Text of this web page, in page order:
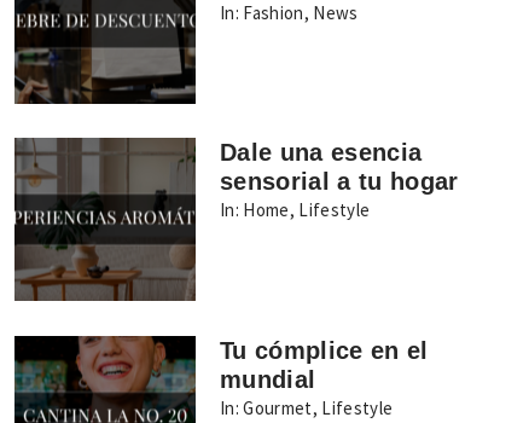
In: Fashion, News
Dale una esencia
sensorial a tu hogar
In: Home, Lifestyle
Tu cómplice en el
mundial
In: Gourmet, Lifestyle